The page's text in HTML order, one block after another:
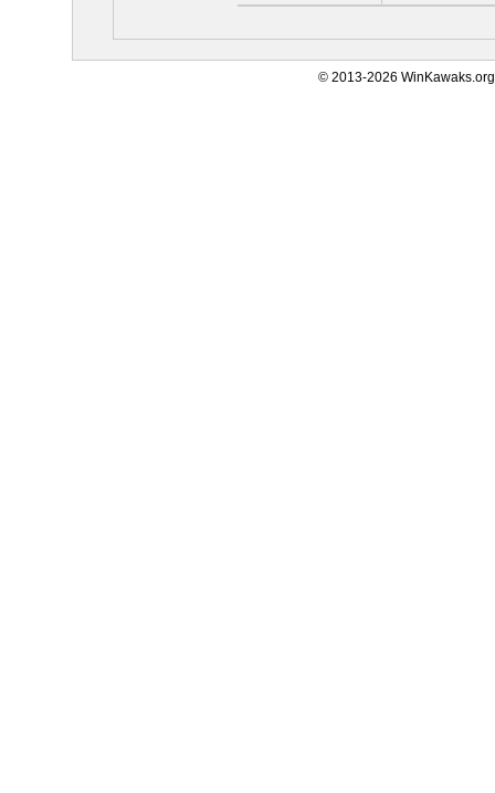
© 2013-2026